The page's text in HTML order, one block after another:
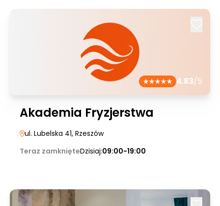
4.83/5
Akademia Fryzjerstwa
ul. Lubelska 41, Rzeszów
Teraz zamknięteDzisiaj:09:00-19:00